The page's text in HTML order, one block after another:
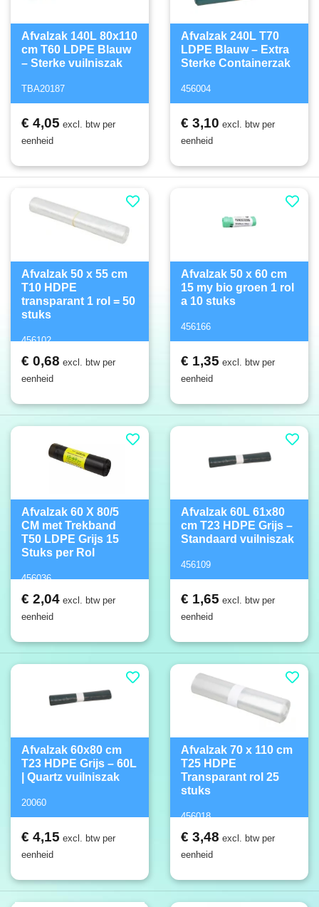
Afvalzak 140L 80x110
cm T60 LDPE Blauw
– Sterke vuilniszak
TBA20187
€ 4,05 excl. btw per
eenheid
Afvalzak 240L T70
LDPE Blauw – Extra
Sterke Containerzak
456004
€ 3,10 excl. btw per
eenheid
Afvalzak 50 x 55 cm
T10 HDPE
transparant 1 rol = 50
stuks
456102
€ 0,68 excl. btw per
eenheid
Afvalzak 50 x 60 cm
15 my bio groen 1 rol
a 10 stuks
456166
€ 1,35 excl. btw per
eenheid
Afvalzak 60 X 80/5
CM met Trekband
T50 LDPE Grijs 15
Stuks per Rol
456036
€ 2,04 excl. btw per
eenheid
Afvalzak 60L 61x80
cm T23 HDPE Grijs –
Standaard vuilniszak
456109
€ 1,65 excl. btw per
eenheid
Afvalzak 60x80 cm
T23 HDPE Grijs – 60L
| Quartz vuilniszak
20060
€ 4,15 excl. btw per
eenheid
Afvalzak 70 x 110 cm
T25 HDPE
Transparant rol 25
stuks
456018
€ 3,48 excl. btw per
eenheid